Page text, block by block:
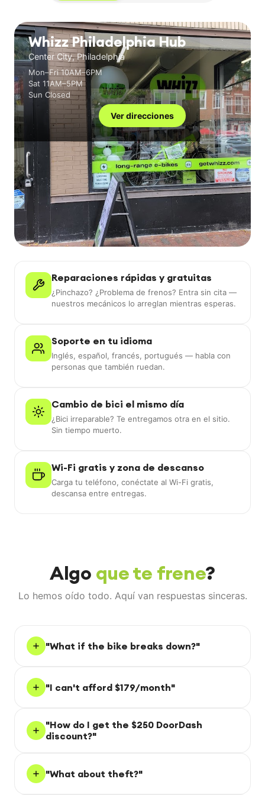
Whizz Philadelphia Hub
Center City, Philadelphia
Mon–Fri 10AM–6PM
Sat 11AM–5PM
Sun Closed
Ver direcciones
Reparaciones rápidas y gratuitas
¿Pinchazo? ¿Problema de frenos? Entra sin cita —
nuestros mecánicos lo arreglan mientras esperas.
Soporte en tu idioma
Inglés, español, francés, portugués — habla con
personas que también ruedan.
Cambio de bici el mismo día
¿Bici irreparable? Te entregamos otra en el sitio.
Sin tiempo muerto.
Wi-Fi gratis y zona de descanso
Carga tu teléfono, conéctate al Wi-Fi gratis,
descansa entre entregas.
Algo que te frene?
Lo hemos oído todo. Aquí van respuestas sinceras.
"What if the bike breaks down?"
"Popped a tire on a Friday night. Walked
Marcus T.
"I can't afford $179/month"
"How do I get the $250 DoorDash
discount?"
"What about theft?"